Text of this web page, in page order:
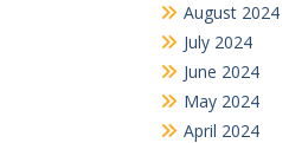
August 2024
July 2024
June 2024
May 2024
April 2024